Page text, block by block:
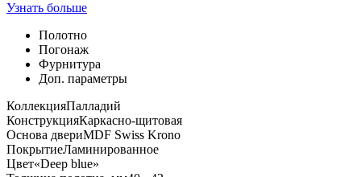
Узнать больше
Полотно
Погонаж
Фурнитура
Доп. параметры
КоллекцияПалладий
КонструкцияКаркасно-щитовая
Основа двериMDF Swiss Krono
ПокрытиеЛаминированное
Цвет«Deep blue»